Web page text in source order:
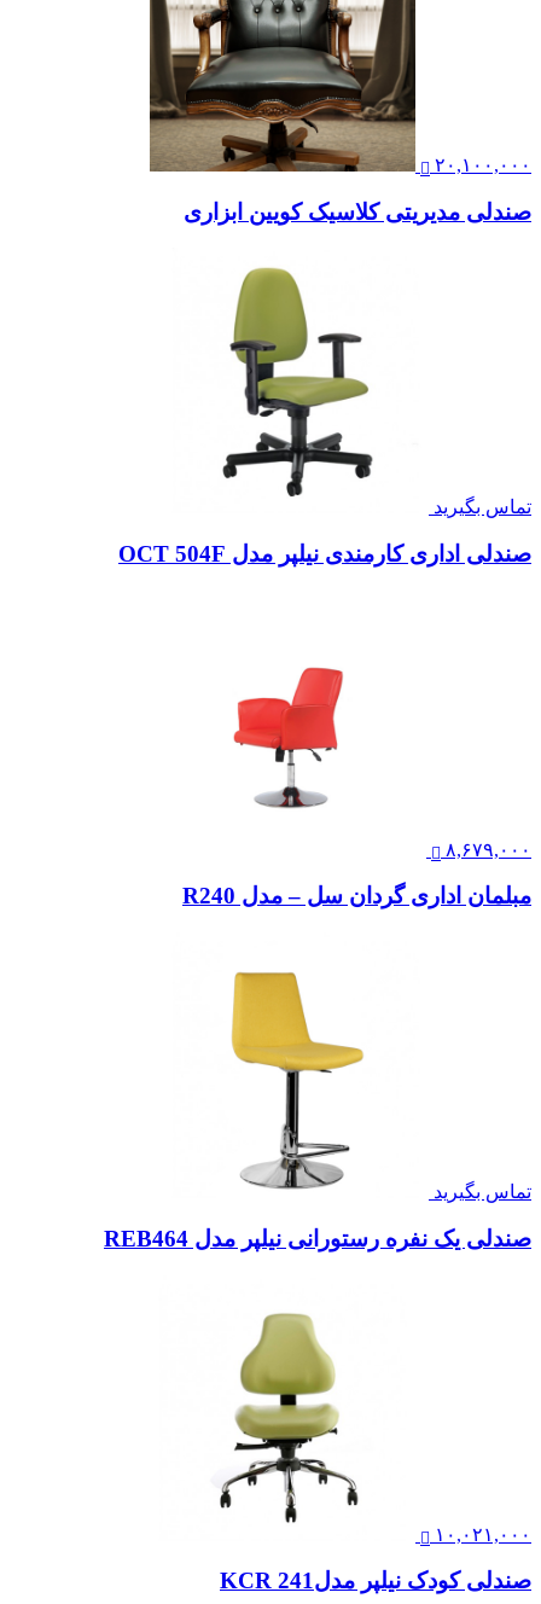
۲۰,۱۰۰,۰۰۰
صندلی مدیریتی کلاسیک کویین ابزاری
تماس بگیرید
صندلی اداری کارمندی نیلپر مدل OCT 504F
۸,۶۷۹,۰۰۰
مبلمان اداری گردان سل – مدل R240
تماس بگیرید
صندلی یک نفره رستورانی نیلپر مدل REB464
۱۰,۰۲۱,۰۰۰
صندلی کودک نیلپر مدلKCR 241